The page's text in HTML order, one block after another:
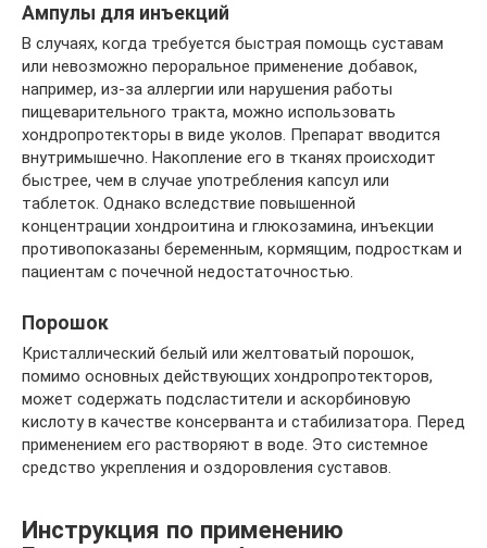
Ампулы для инъекций
В случаях, когда требуется быстрая помощь суставам
или невозможно пероральное применение добавок,
например, из-за аллергии или нарушения работы
пищеварительного тракта, можно использовать
хондропротекторы в виде уколов. Препарат вводится
внутримышечно. Накопление его в тканях происходит
быстрее, чем в случае употребления капсул или
таблеток. Однако вследствие повышенной
концентрации хондроитина и глюкозамина, инъекции
противопоказаны беременным, кормящим, подросткам и
пациентам с почечной недостаточностью.
Порошок
Кристаллический белый или желтоватый порошок,
помимо основных действующих хондропротекторов,
может содержать подсластители и аскорбиновую
кислоту в качестве консерванта и стабилизатора. Перед
применением его растворяют в воде. Это системное
средство укрепления и оздоровления суставов.
Инструкция по применению